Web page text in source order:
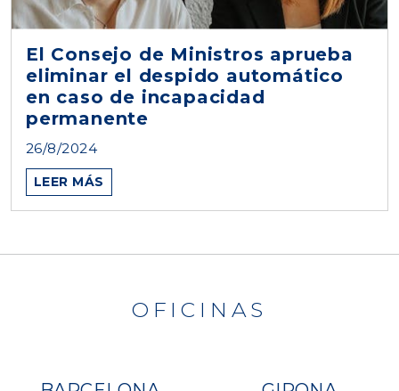
El Consejo de Ministros aprueba
eliminar el despido automático
en caso de incapacidad
permanente
26/8/2024
LEER MÁS
OFICINAS